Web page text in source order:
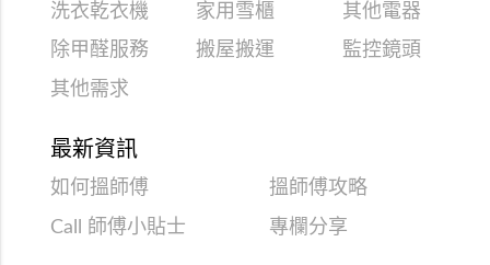
洗衣乾衣機
家用雪櫃
其他電器
除甲醛服務
搬屋搬運
監控鏡頭
其他需求
最新資訊
如何搵師傅
搵師傅攻略
Call 師傅小貼士
專欄分享